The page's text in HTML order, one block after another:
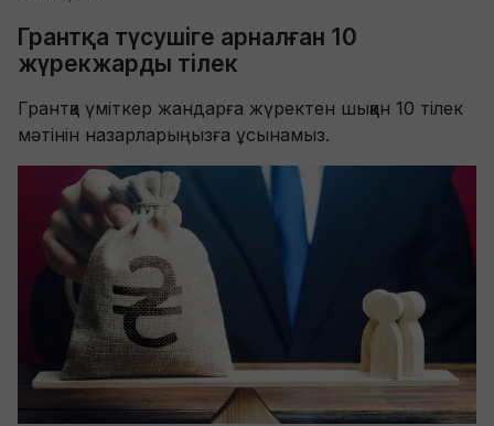
Грантқа түсушіге арналған 10
жүрекжарды тілек
Грантқа үміткер жандарға жүректен шыққан 10 тілек
мәтінін назарларыңызға ұсынамыз.